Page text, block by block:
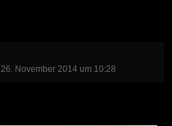
26. November 2014 um 10:28